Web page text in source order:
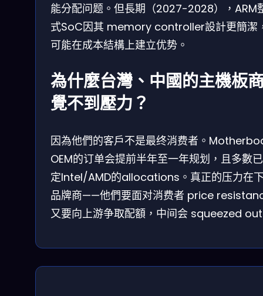
能分配问题。但長期（2027-2028），ARM
式SoC因其 memory controller設計更簡潔
可能在成本結構上建立优势。
為什麼台灣、中國的主機板
覺不到壓力？
因為他們的客戶不是最终消费者。
OEM的订单会提前半年至一年规划，且多數
定Intel/AMD的allocations。真正的压力在
品牌商——他們要面对消费者 price
又要向上游争取配額，中间会 squeezed